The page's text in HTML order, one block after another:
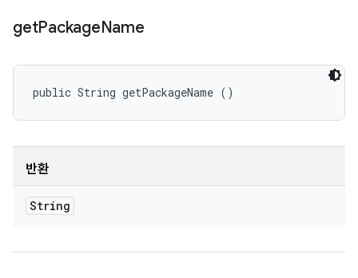
getPackageName
public String getPackageName ()
반환
String